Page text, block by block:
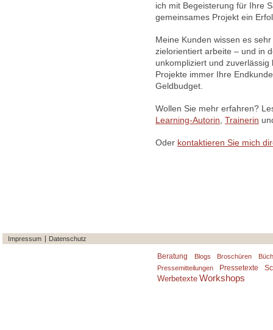
ich mit Begeisterung für Ihre
gemeinsames Projekt ein
Meine Kunden wissen es
zielorientiert arbeite – und in
unkompliziert und
Projekte immer Ihre
Geldbudget.
Wollen Sie mehr erfahren?
Learning-Autorin Trainerin
Oder kontaktieren Sie mich
Impressum Datenschutz
Beratung Blogs Broschüren
Pressemitteilungen
Pressetexte
Werbetexte Workshops